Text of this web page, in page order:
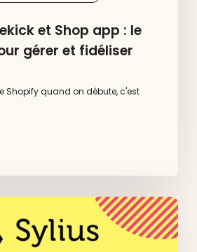
et Shop app : le
gérer et fidéliser
Shopify quand on débute, c'est